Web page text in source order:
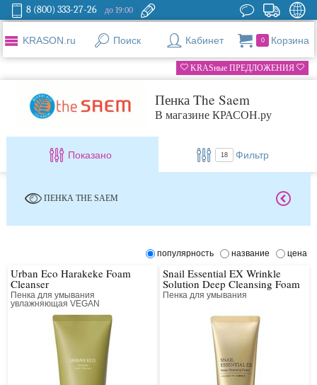
8 (800) 333-27-26 до 19:00
KRASON.ru Поиск Кабинет 0 Корзина
KRASные ПРЕДЛОЖЕНИЯ
Пенка The Saem
В магазине КРАСОН.ру
Показано 18 Фильтр
ПЕНКА THE SAEM
популярность название цена
Urban Eco Harakeke Foam
Cleanser
Пенка для умывания
увлажняющая VEGAN
Snail Essential EX Wrinkle
Solution Deep Cleansing Foam
Пенка для умывания